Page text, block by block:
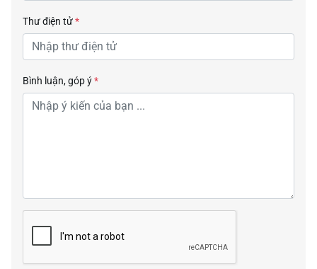
Thư điện tử*
Bình luận, góp ý*